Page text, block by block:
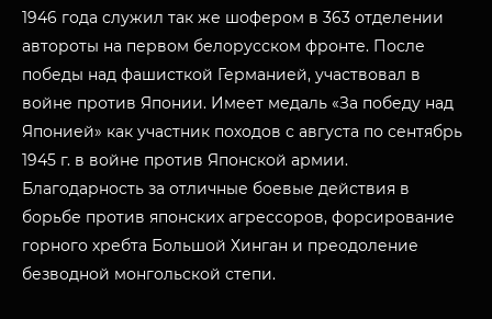
1946 года служил так же шофером в 363 отделении
автороты на первом белорусском фронте. После
победы над фашисткой Германией, участвовал в
войне против Японии. Имеет медаль «За победу над
Японией» как участник походов с августа по сентябрь
1945 г. в войне против Японской армии.
Благодарность за отличные боевые действия в
борьбе против японских агрессоров, форсирование
горного хребта Большой Хинган и преодоление
безводной монгольской степи.